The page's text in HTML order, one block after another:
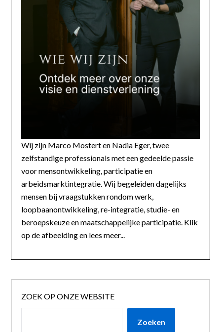
Wij zijn Marco Mostert en Nadia Eger, twee
zelfstandige professionals met een gedeelde passie
voor mensontwikkeling, participatie en
arbeidsmarktintegratie. Wij begeleiden dagelijks
mensen bij vraagstukken rondom werk,
loopbaanontwikkeling, re-integratie, studie- en
beroepskeuze en maatschappelijke participatie. Klik
op de afbeelding en lees meer...
ZOEK OP ONZE WEBSITE
Zoeken